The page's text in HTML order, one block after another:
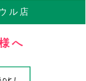
ル店
へ